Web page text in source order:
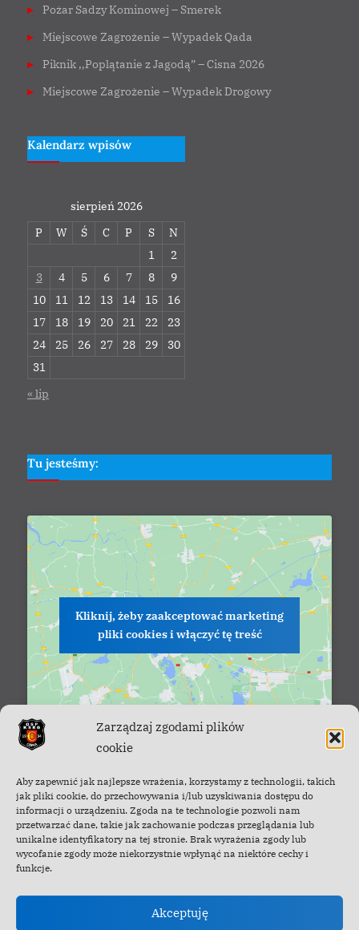
Zarządzaj zgodami plików
cookie
Aby zapewnić jak najlepsze wrażenia, korzystamy z technologii, takich
jak pliki cookie, do przechowywania i/lub uzyskiwania dostępu do
informacji o urządzeniu. Zgoda na te technologie pozwoli nam
przetwarzać dane, takie jak zachowanie podczas przeglądania lub
unikalne identyfikatory na tej stronie. Brak wyrażenia zgody lub
wycofanie zgody może niekorzystnie wpłynąć na niektóre cechy i
funkcje.
Akceptuję
Pożar Sadzy Kominowej – Smerek
Miejscowe Zagrożenie – Wypadek Qada
Piknik ,,Poplątanie z Jagodą” – Cisna 2026
Miejscowe Zagrożenie – Wypadek Drogowy
Kalendarz wpisów
sierpień 2026
P
W Ś C P S
N
1
2
3
4 5 6 7 8
9
10
11 12 13 14 15
16
17
18 19 20 21 22
23
24
25 26 27 28 29
30
31
« lip
Tu jesteśmy:
Kliknij, żeby zaakceptować marketing
pliki cookies i włączyć tę treść
Facebook - OSP Cisna